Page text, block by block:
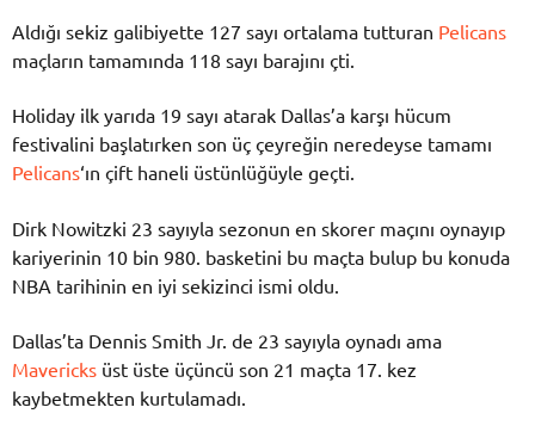
Aldığı sekiz galibiyette 127 sayı ortalama tutturan Pelicans
maçların tamamında 118 sayı barajını çti.
Holiday ilk yarıda 19 sayı atarak Dallas’a karşı hücum
festivalini başlatırken son üç çeyreğin neredeyse tamamı
Pelicans‘ın çift haneli üstünlüğüyle geçti.
Dirk Nowitzki 23 sayıyla sezonun en skorer maçını oynayıp
kariyerinin 10 bin 980. basketini bu maçta bulup bu konuda
NBA tarihinin en iyi sekizinci ismi oldu.
Dallas’ta Dennis Smith Jr. de 23 sayıyla oynadı ama
Mavericks üst üste üçüncü son 21 maçta 17. kez
kaybetmekten kurtulamadı.